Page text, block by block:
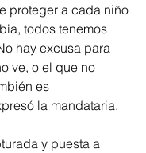
proteger a cada niño
todos tenemos
hay excusa para
ve, o el que no
es
la mandataria.
y puesta a